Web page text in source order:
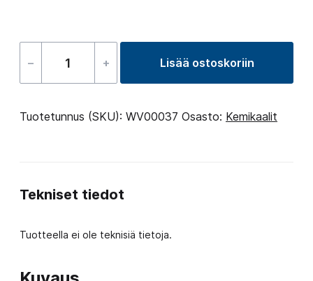
–
Active
Granules
+ Lisää ostoskoriin
Tuotetunnus (SKU): WV00037 Osasto: Kemikaalit
Tekniset tiedot
Tuotteella ei ole teknisiä tietoja.